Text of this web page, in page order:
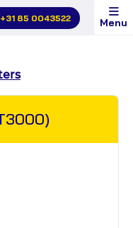
+31 85 0043522 Menu